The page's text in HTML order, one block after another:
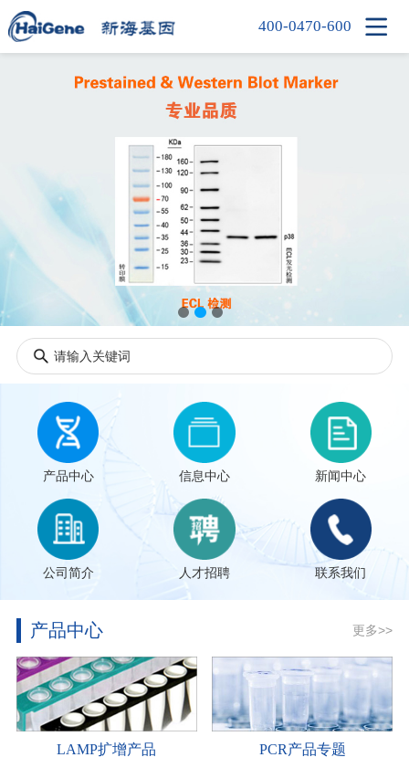
产品中心
公司简介
人才招聘
400-0470-600 
产品中心 信息中心 新闻中心
公司简介 人才招聘 联系我们
产品中心 更多>>
LAMP扩增产品 PCR产品专题